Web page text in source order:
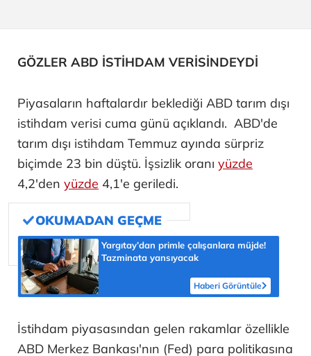
GÖZLER ABD İSTİHDAM VERİSİNDEYDİ
Piyasaların haftalardır beklediği ABD tarım dışı
istihdam verisi cuma günü açıklandı. ABD'de
tarım dışı istihdam Temmuz ayında sürpriz
biçimde 23 bin düştü. İşsizlik oranı yüzde
4,2'den yüzde 4,1'e geriledi.
Yargıtay’dan primle çalışanlara müjde!
Tazminata yansıyacak
Haberi Görüntüle
İstihdam piyasasından gelen rakamlar özellikle
ABD Merkez Bankası'nın (Fed) para politikasına